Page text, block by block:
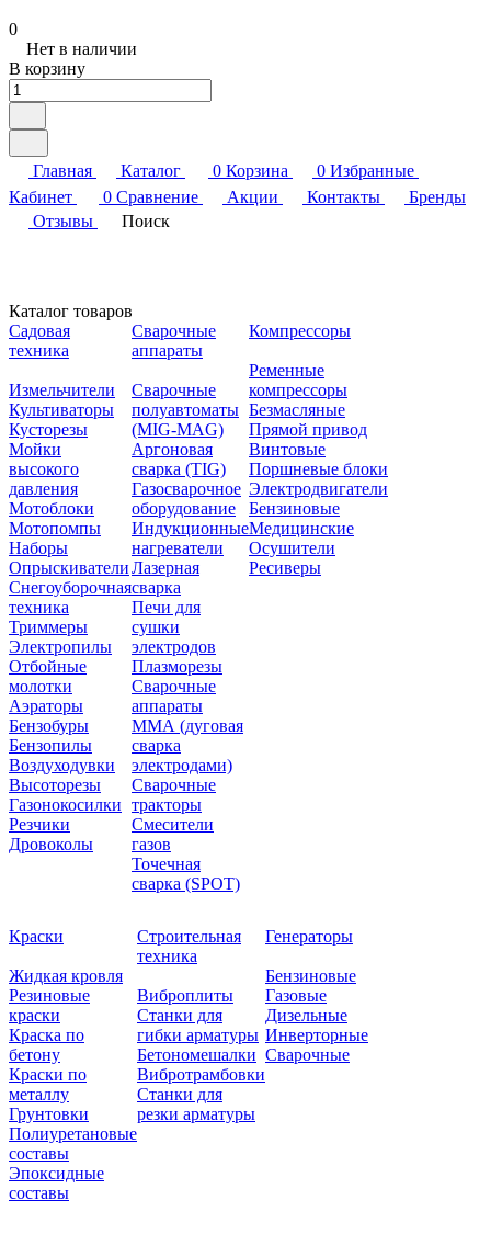
0
Нет в наличии
В корзину
Главная Каталог 0 Корзина 0 Избранные
Кабинет
0 Сравнение Акции Контакты
Бренды
Отзывы
Поиск
Каталог товаров
Садовая
техника
Измельчители
Культиваторы
Кусторезы
Мойки
высокого
давления
Мотоблоки
Мотопомпы
Наборы
Опрыскиватели
Снегоуборочная
техника
Триммеры
Электропилы
Отбойные
молотки
Аэраторы
Бензобуры
Бензопилы
Воздуходувки
Высоторезы
Газонокосилки
Резчики
Дровоколы
Сварочные
аппараты
Сварочные
полуавтоматы
(MIG-MAG)
Аргоновая
сварка (TIG)
Газосварочное
оборудование
Индукционные
нагреватели
Лазерная
сварка
Печи для
сушки
электродов
Плазморезы
Сварочные
аппараты
ММА (дуговая
сварка
электродами)
Сварочные
тракторы
Смесители
газов
Точечная
сварка (SPOT)
Компрессоры
Ременные
компрессоры
Безмасляные
Прямой привод
Винтовые
Поршневые блоки
Электродвигатели
Бензиновые
Медицинские
Осушители
Ресиверы
Краски
Жидкая кровля
Резиновые
краски
Краска по
бетону
Краски по
металлу
Грунтовки
Полиуретановые
составы
Эпоксидные
составы
Строительная
техника
Виброплиты
Станки для
гибки арматуры
Бетономешалки
Вибротрамбовки
Станки для
резки арматуры
Генераторы
Бензиновые
Газовые
Дизельные
Инверторные
Сварочные